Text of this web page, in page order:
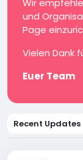
Wir
und
Page
Vielen Dank
Euer Team
Recent Updates